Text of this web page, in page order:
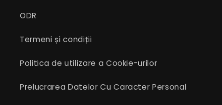
ODR
Termeni și condiții
Politica de utilizare a Cookie-urilor
Prelucrarea Datelor Cu Caracter Personal